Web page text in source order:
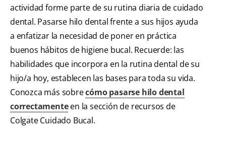
actividad forme parte de su rutina diaria de cuidado
dental. Pasarse hilo dental frente a sus hijos ayuda
a enfatizar la necesidad de poner en práctica
buenos hábitos de higiene bucal. Recuerde: las
habilidades que incorpora en la rutina dental de su
hijo/a hoy, establecen las bases para toda su vida.
Conozca más sobrecómo pasarse hilo dental
correctamenteen la sección de recursos de
Colgate Cuidado Bucal.